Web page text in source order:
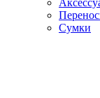
Сумки